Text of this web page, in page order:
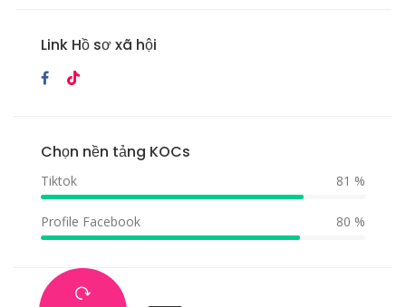
Link Hồ sơ xã hội
Chọn nền tảng KOCs
Tiktok 81 %
Profile Facebook 80 %